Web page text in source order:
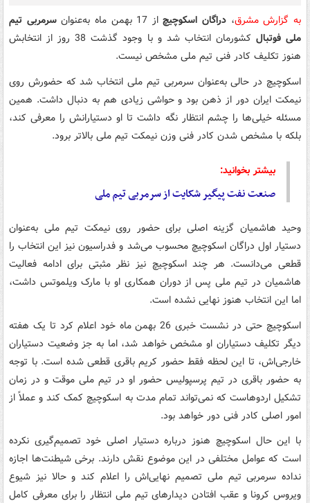
به گزارش مشرق، دراگان اسکوچیچاز 17 بهمن ماه به‌عنوان
سرمربی تیم
ملی فوتبال
کشورمان انتخاب شد و با وجود گذشت 38 روز از انتخابش
هنوز تکلیف کادر فنی تیم ملی مشخص نیست.
اسکوچیچ در حالی به‌عنوان سرمربی تیم ملی انتخاب شد که حضورش روی
نیمکت ایران دور از ذهن بود و حواشی زیادی هم به دنبال داشت. همین
مسئله خیلی‌ها را چشم انتظار نگه داشت تا او دستیارانش را معرفی کند،
بلکه با مشخص شدن کادر فنی وزن نیمکت تیم ملی بالاتر برود.
بیشتر بخوانید:
صنعت نفت پیگیر شکایت از سرمربی تیم ملی
وحید هاشمیان گزینه اصلی برای حضور روی نیمکت تیم ملی به‌عنوان
دستیار اول دراگان اسکوچیچ محسوب می‌شد و فدراسیون نیز این انتخاب را
قطعی می‌دانست. هر چند اسکوچیچ نیز نظر مثبتی برای ادامه فعالیت
هاشمیان در تیم ملی پس از دوران همکاری او با مارک ویلموتس داشت،
اما این انتخاب هنوز نهایی نشده است.
اسکوچیچ حتی در نشست خبری 26 بهمن ماه خود اعلام کرد تا یک هفته
دیگر تکلیف دستیاران او مشخص خواهد شد، اما به جز وضعیت دستیاران
خارجی‌اش، تا این لحظه فقط حضور کریم باقری قطعی شده است. با توجه
به حضور باقری در تیم پرسپولیس حضور او در تیم ملی موقت و در زمان
تشکیل اردوهاست که نمی‌تواند تمام مدت به اسکوچیچ کمک کند و عملاً از
امور اصلی کادر فنی دور خواهد بود.
با این حال اسکوچیچ هنوز درباره دستیار اصلی خود تصمیم‌گیری نکرده
است که عوامل مختلفی در این موضوع نقش دارند. برخی شیطنت‌ها اجازه
نداده سرمربی تیم ملی تصمیم نهایی‌اش را اعلام کند و حالا نیز شیوع
ویروس کرونا و عقب افتادن دیدارهای تیم ملی انتظار را برای معرفی کامل